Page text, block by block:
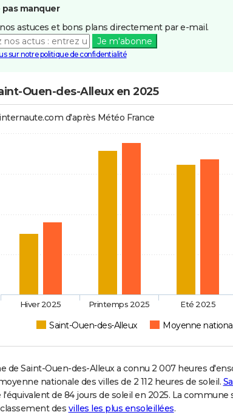
pas manquer
astuces et bons plans directement par e-mail.
Je m'abonne
sur notre politique de confidentialité
Ouen-des-Alleux en 2025
d'après Météo France
Saint-Ouen-des-Alleux Moyenne
Hiver 2025 Printemps 2025 Eté 2025
de Saint-Ouen-des-Alleux a connu 2 007 heures
nationale des villes de 2 112 heures de soleil.
de 84 jours de soleil en 2025. La commune
classement des villes les plus ensoleillées.